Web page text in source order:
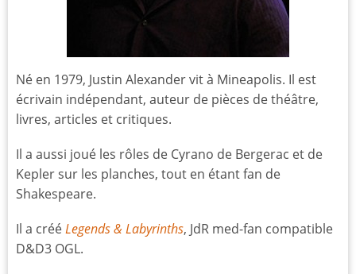
Né en 1979, Justin Alexander vit à Mineapolis. Il est
écrivain indépendant, auteur de pièces de théâtre,
livres, articles et critiques.
Il a aussi joué les rôles de Cyrano de Bergerac et de
Kepler sur les planches, tout en étant fan de
Shakespeare.
Il a crééLegends & Labyrinths, JdR med-fan compatible
D&D3 OGL.